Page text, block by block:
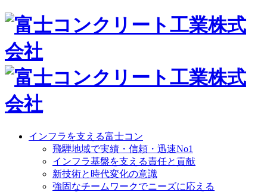
インフラを支える富士コン
飛騨地域で実績・信頼・迅速No1
インフラ基盤を支える責任と貢献
新技術と時代変化の意識
強固なチームワークでニーズに応える